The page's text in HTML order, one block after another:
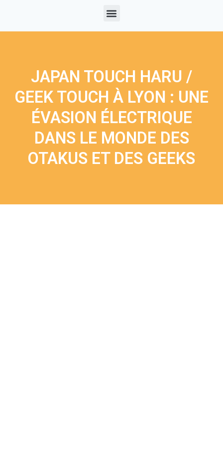
JAPAN TOUCH HARU /
GEEK TOUCH À LYON : UNE
ÉVASION ÉLECTRIQUE
DANS LE MONDE DES
OTAKUS ET DES GEEKS